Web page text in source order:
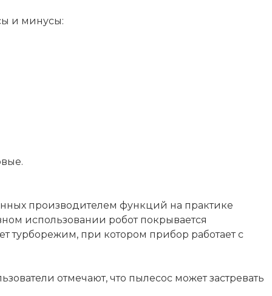
и минусы:
производителем функций на практике
использовании робот покрывается
турборежим, при котором прибор работает с
отмечают, что пылесос может застревать